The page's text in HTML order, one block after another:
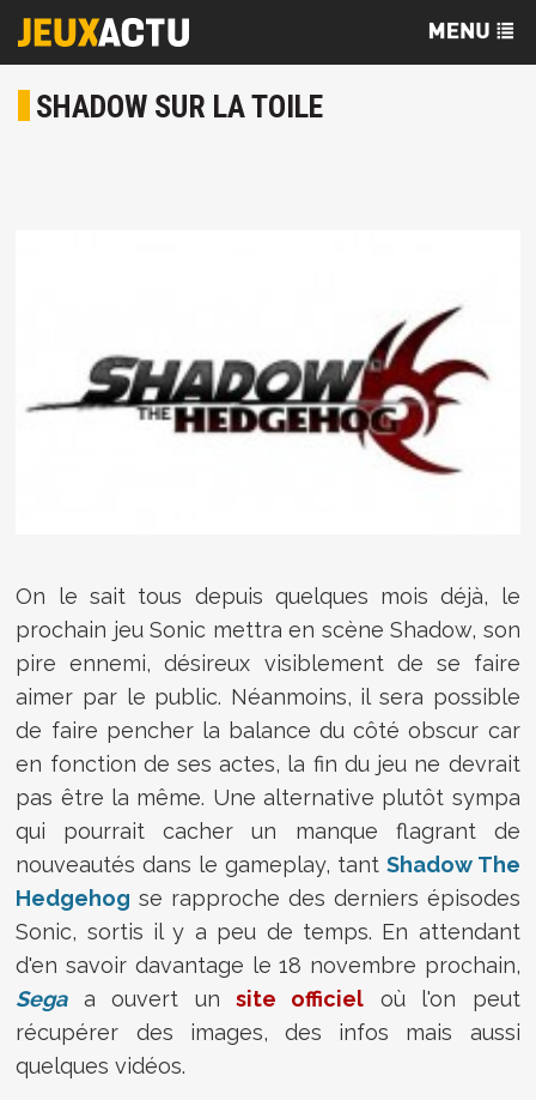
SHADOW SUR LA TOILE
On le sait tous depuis quelques mois déjà, le
prochain jeu Sonic mettra en scène Shadow, son
pire ennemi, désireux visiblement de se faire
aimer par le public. Néanmoins, il sera possible
de faire pencher la balance du côté obscur car
en fonction de ses actes, la fin du jeu ne devrait
pas être la même. Une alternative plutôt sympa
qui pourrait cacher un manque flagrant de
nouveautés dans le gameplay, tant Shadow The
Hedgehog se rapproche des derniers épisodes
Sonic, sortis il y a peu de temps. En attendant
d'en savoir davantage le 18 novembre prochain,
Segaa ouvert un site officiel où l'on peut
récupérer des images, des infos mais aussi
quelques vidéos.